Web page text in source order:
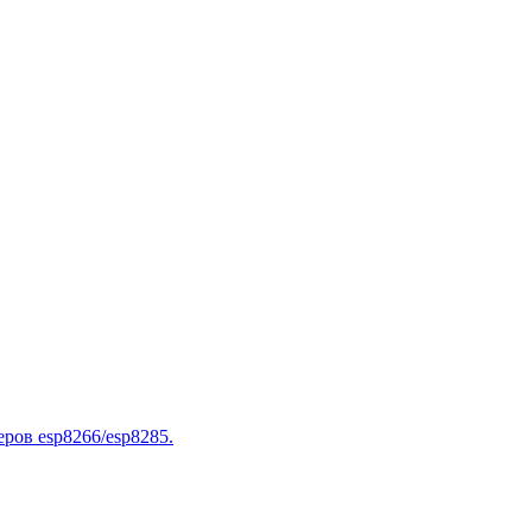
esp8266/esp8285.